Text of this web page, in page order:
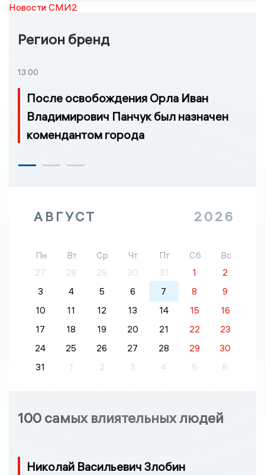
Новости СМИ2
Регион бренд
13:00
После освобождения Орла Иван
Владимирович Панчук был назначен
комендантом города
АВГУСТ 2026
Пн Вт Ср Чт Пт Сб
Вс
27
28 29 30 31 1
2
3
4 5 6 7 8
9
10
11 12 13 14 15
16
17
18 19 20 21 22
23
24
25 26 27 28 29
30
31
1 2 3 4 5 6
100 самых влиятельных людей
Николай Васильевич Злобин